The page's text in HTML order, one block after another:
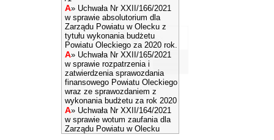
A» Uchwała Nr XXII/166/2021
w sprawie absolutorium dla
Zarządu Powiatu w Olecku z
tytułu wykonania budżetu
Powiatu Oleckiego za 2020 rok.
A» Uchwała Nr XXII/165/2021
w sprawie rozpatrzenia i
zatwierdzenia sprawozdania
finansowego Powiatu Oleckiego
wraz ze sprawozdaniem z
wykonania budżetu za rok 2020
A» Uchwała Nr XXII/164/2021
w sprawie wotum zaufania dla
Zarządu Powiatu w Olecku